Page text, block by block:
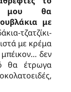
μου θα
με
τζατζίκι-
με κρέμα
δεν
θα έτρωγα